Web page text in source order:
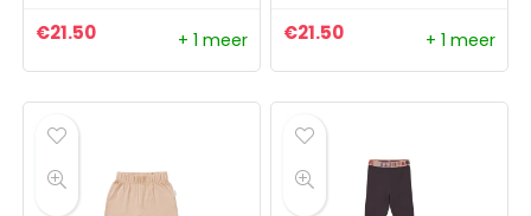
€21.50 + 1 meer €21.50 + 1 meer